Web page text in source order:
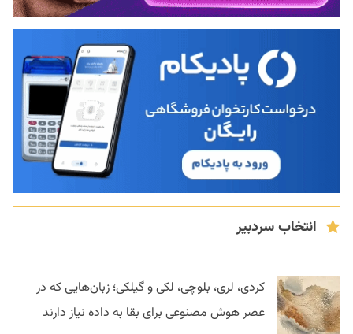
انتخاب سردبیر
کردی، لری، بلوچی، لکی و گیلکی؛ زبان‌هایی که در
عصر هوش مصنوعی برای بقا به داده نیاز دارند